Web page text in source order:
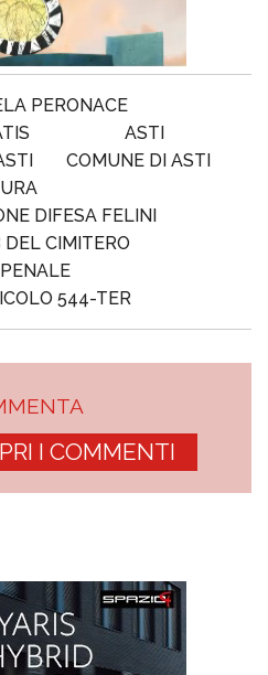
PERONACE
ASTI
COMUNE DI ASTI
DIFESA FELINI
DEL CIMITERO
544-TER
I COMMENTI